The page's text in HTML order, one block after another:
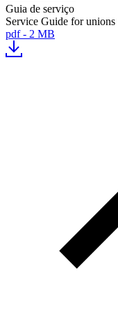
Guia de serviço
Service Guide for
pdf - 2 MB